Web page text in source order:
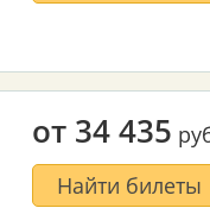
от 34 435
Найти билеты